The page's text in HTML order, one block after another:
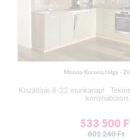
Monna Korona tölgy -
Kiszállítás 8-22 munkanap!
533 500
801 240Ft